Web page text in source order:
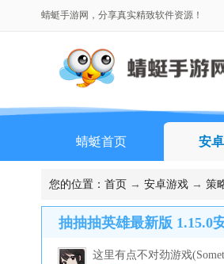
蜻蜓手游网，分享真实精致软件资源！
蜻蜓首页 安
您的位置： 首页 → 安卓游戏 → 策
抽抽抽英雄最新版 1.15.0
这里有点不对劲游戏